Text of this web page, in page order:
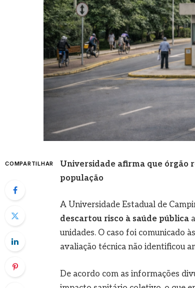
COMPARTILHAR
Universidade afirma que órgão
população
A Universidade Estadual de
descartou risco à saúde pública
unidades. O caso foi comunicado
avaliação técnica não identificou
De acordo com as informações